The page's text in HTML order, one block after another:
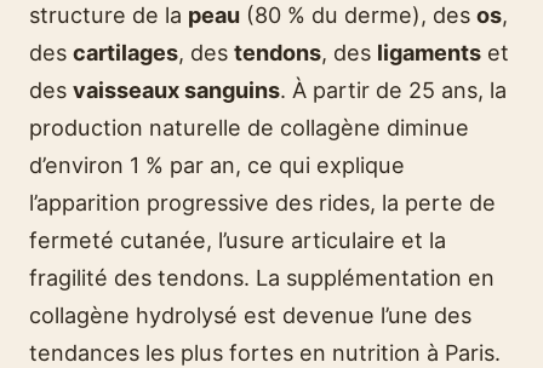
structure de la peau (80 % du derme), des os,
des cartilages, des tendons, des ligaments et
des vaisseaux sanguins. À partir de 25 ans, la
production naturelle de collagène diminue
d’environ 1 % par an, ce qui explique
l’apparition progressive des rides, la perte de
fermeté cutanée, l’usure articulaire et la
fragilité des tendons. La supplémentation en
collagène hydrolysé est devenue l’une des
tendances les plus fortes en nutrition à Paris.